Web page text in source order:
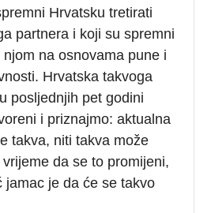
Hrvatsku tretirati
partnera i koji su spremni
na osnovama pune i
Hrvatska takvoga
posljednjih pet godini
i priznajmo: aktualna
takva, niti takva može
da se to promijeni,
jamac je da će se takvo